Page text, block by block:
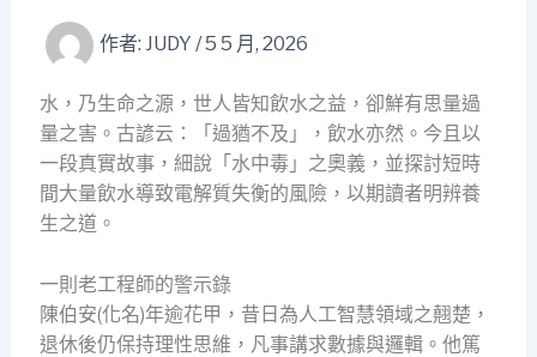
作者: JUDY /5 5 月, 2026
水，乃生命之源，世人皆知飲水之益，卻鮮有思量過
量之害。古諺云：「過猶不及」，飲水亦然。今且以
一段真實故事，細說「水中毒」之奧義，並探討短時
間大量飲水導致電解質失衡的風險，以期讀者明辨養
生之道。
一則老工程師的警示錄
陳伯安(化名)年逾花甲，昔日為人工智慧領域之翹楚，
退休後仍保持理性思維，凡事講求數據與邏輯。他篤